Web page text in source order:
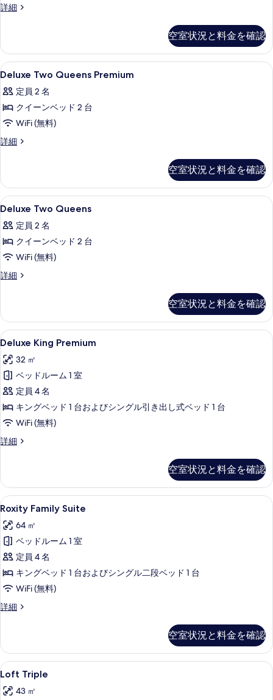
り
条
件
べ
写
真
を
表
示
す
る
詳細
Deluxe
詳
細
空室状況と料金を確認
Deluxe
Two
Queens
Premium
の
す
の
写
真
を
表
す
1 室のベッドルーム、ミニバー、セ
5
Deluxe Two Queens Premium
定員 2 名
クイーンベッド 2 台
WiFi (無料)
詳細
Deluxe
の
詳
細
空室状況と料金を確認
Deluxe
Two
Queens
の
す
べ
写
真
を
表
示
す
る
1 室のベッドルーム、ミニバー、セ
5
Deluxe Two Queens
定員 2 名
クイーンベッド 2 台
WiFi (無料)
詳細
Deluxe
詳
細
空室状況と料金を確認
Deluxe
King
Premium
の
す
べ
て
の
を
表
示
す
る
1 室のベッドルーム、ミニバー、セ
4
Deluxe King Premium
32 ㎡
ベッドルーム 1 室
定員 4 名
キングベッド 1 台およびシングル引き出し式ベッド 1 台
WiFi (無料)
詳細
Deluxe
詳
細
空室状況と料金を確認
Roxity
Family
Suite
の
す
べ
て
の
を
表
示
1 室のベッドルーム、ミニバー、セ
6
Roxity Family Suite
64 ㎡
ベッドルーム 1 室
定員 4 名
キングベッド 1 台およびシングル二段ベッド 1 台
WiFi (無料)
詳細
Roxity
詳
細
空室状況と料金を確認
Loft
Triple
の
Loft Triple | 1 室のベッドルーム、ミ
4
Loft Triple
43 ㎡